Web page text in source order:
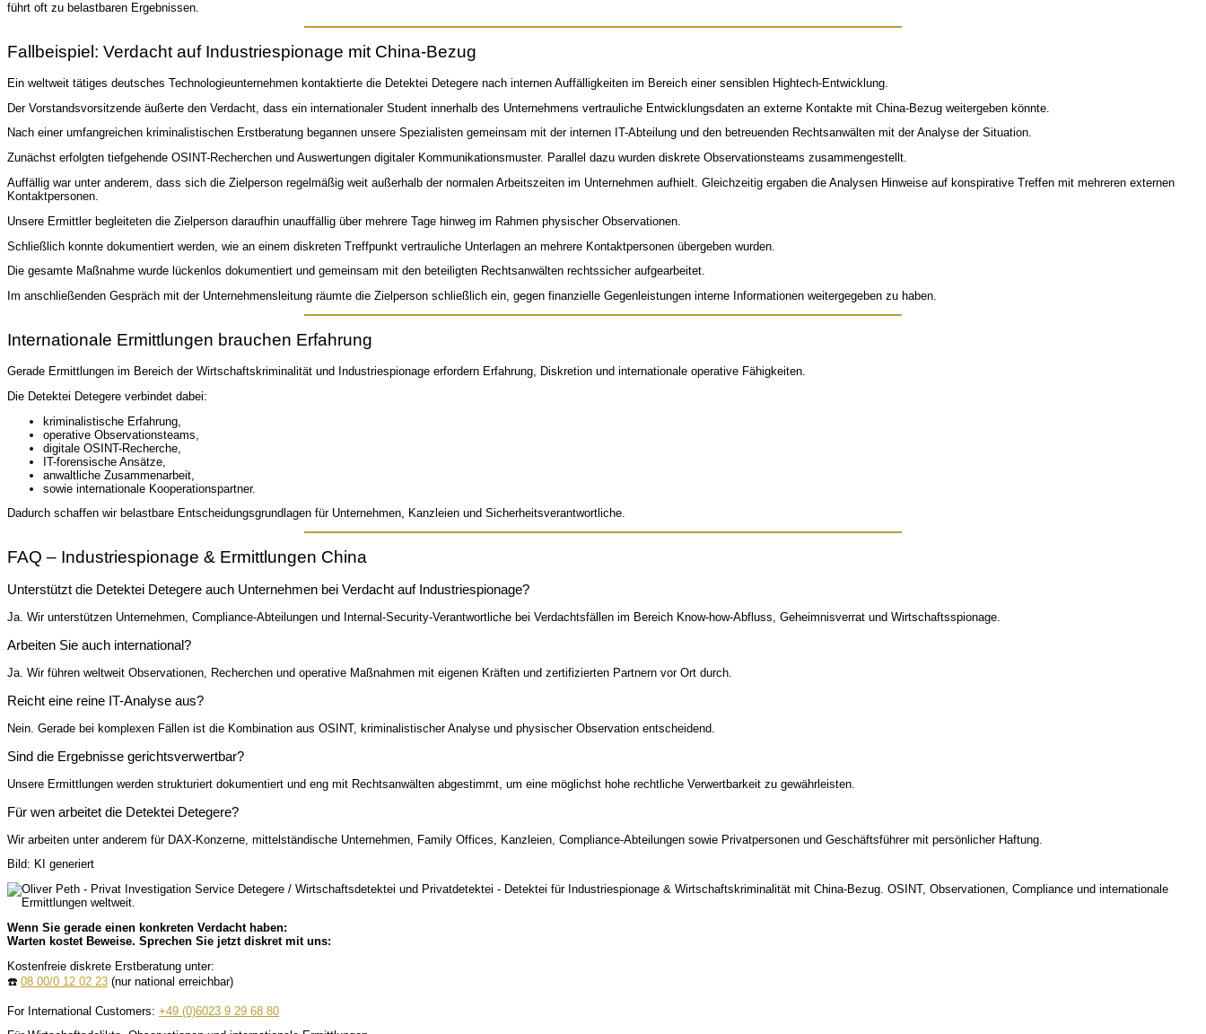
führt oft zu belastbaren Ergebnissen.
Fallbeispiel: Verdacht auf Industriespionage mit China-Bezug
Ein weltweit tätiges deutsches Technologieunternehmen kontaktierte die Detektei Detegere nach internen Auffälligkeiten im Bereich einer sensiblen Hightech-Entwicklung.
Der Vorstandsvorsitzende äußerte den Verdacht, dass ein internationaler Student innerhalb des Unternehmens vertrauliche Entwicklungsdaten an externe Kontakte mit China-Bezug weitergeben könnte.
Nach einer umfangreichen kriminalistischen Erstberatung begannen unsere Spezialisten gemeinsam mit der internen IT-Abteilung und den betreuenden Rechtsanwälten mit der Analyse der Situation.
Zunächst erfolgten tiefgehende OSINT-Recherchen und Auswertungen digitaler Kommunikationsmuster. Parallel dazu wurden diskrete Observationsteams zusammengestellt.
Auffällig war unter anderem, dass sich die Zielperson regelmäßig weit außerhalb der normalen Arbeitszeiten im Unternehmen aufhielt. Gleichzeitig ergaben die Analysen Hinweise auf konspirative Treffen mit mehreren externen
Kontaktpersonen.
Unsere Ermittler begleiteten die Zielperson daraufhin unauffällig über mehrere Tage hinweg im Rahmen physischer Observationen.
Schließlich konnte dokumentiert werden, wie an einem diskreten Treffpunkt vertrauliche Unterlagen an mehrere Kontaktpersonen übergeben wurden.
Die gesamte Maßnahme wurde lückenlos dokumentiert und gemeinsam mit den beteiligten Rechtsanwälten rechtssicher aufgearbeitet.
Im anschließenden Gespräch mit der Unternehmensleitung räumte die Zielperson schließlich ein, gegen finanzielle Gegenleistungen interne Informationen weitergegeben zu haben.
Internationale Ermittlungen brauchen Erfahrung
Gerade Ermittlungen im Bereich der Wirtschaftskriminalität und Industriespionage erfordern Erfahrung, Diskretion und internationale operative Fähigkeiten.
Die Detektei Detegere verbindet dabei:
kriminalistische Erfahrung,
operative Observationsteams,
digitale OSINT-Recherche,
IT-forensische Ansätze,
anwaltliche Zusammenarbeit,
sowie internationale Kooperationspartner.
Dadurch schaffen wir belastbare Entscheidungsgrundlagen für Unternehmen, Kanzleien und Sicherheitsverantwortliche.
FAQ – Industriespionage & Ermittlungen China
Unterstützt die Detektei Detegere auch Unternehmen bei Verdacht auf Industriespionage?
Ja. Wir unterstützen Unternehmen, Compliance-Abteilungen und Internal-Security-Verantwortliche bei Verdachtsfällen im Bereich Know-how-Abfluss, Geheimnisverrat und Wirtschaftsspionage.
Arbeiten Sie auch international?
Ja. Wir führen weltweit Observationen, Recherchen und operative Maßnahmen mit eigenen Kräften und zertifizierten Partnern vor Ort durch.
Reicht eine reine IT-Analyse aus?
Nein. Gerade bei komplexen Fällen ist die Kombination aus OSINT, kriminalistischer Analyse und physischer Observation entscheidend.
Sind die Ergebnisse gerichtsverwertbar?
Unsere Ermittlungen werden strukturiert dokumentiert und eng mit Rechtsanwälten abgestimmt, um eine möglichst hohe rechtliche Verwertbarkeit zu gewährleisten.
Für wen arbeitet die Detektei Detegere?
Wir arbeiten unter anderem für DAX-Konzerne, mittelständische Unternehmen, Family Offices, Kanzleien, Compliance-Abteilungen sowie Privatpersonen und Geschäftsführer mit persönlicher Haftung.
Bild: KI generiert
Wenn Sie gerade einen konkreten Verdacht haben:
Warten kostet Beweise. Sprechen Sie jetzt diskret mit uns:
Kostenfreie diskrete Erstberatung unter:
☎️ 08 00/0 12 02 23 (nur national erreichbar)
For International Customers: +49 (0)6023 9 29 68 80